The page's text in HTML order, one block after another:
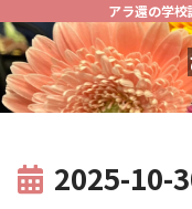
アラ還の学
2025-10-